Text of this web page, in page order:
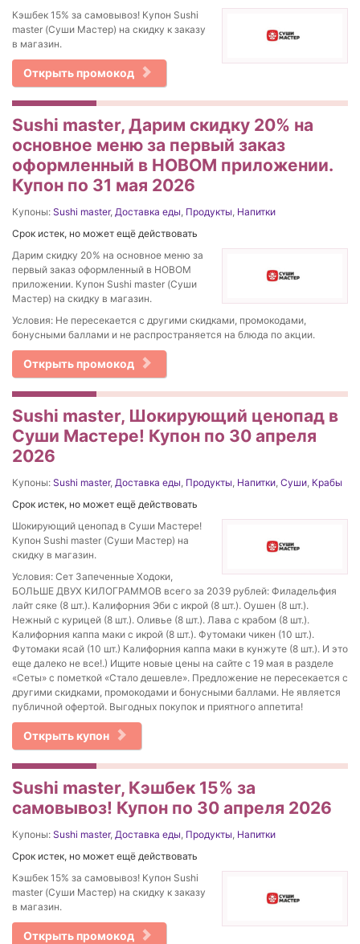
Кэшбек 15% за самовывоз! Купон Sushi
master (Суши Мастер) на скидку к заказу
в магазин.
Открыть промокод
Sushi master, Дарим скидку 20% на
основное меню за первый заказ
оформленный в НОВОМ приложении.
Купон по 31 мая 2026
Купоны: Sushi master, Доставка еды, Продукты, Напитки
Срок истек, но может ещё действовать
Дарим скидку 20% на основное меню за
первый заказ оформленный в НОВОМ
приложении. Купон Sushi master (Суши
Мастер) на скидку в магазин.
Условия: Не пересекается с другими скидками, промокодами,
бонусными баллами и не распространяется на блюда по акции.
Открыть промокод
Sushi master, Шокирующий ценопад в
Суши Мастере! Купон по 30 апреля
2026
Купоны: Sushi master, Доставка еды, Продукты, Напитки, Суши, Крабы
Срок истек, но может ещё действовать
Шокирующий ценопад в Суши Мастере!
Купон Sushi master (Суши Мастер) на
скидку в магазин.
Условия: Сет Запеченные Ходоки,
БОЛЬШЕ ДВУХ КИЛОГРАММОВ всего за 2039 рублей: Филадельфия
лайт сяке (8 шт.). Калифорния Эби с икрой (8 шт.). Оушен (8 шт.).
Нежный с курицей (8 шт.). Оливье (8 шт.). Лава с крабом (8 шт.).
Калифорния каппа маки с икрой (8 шт.). Футомаки чикен (10 шт.).
Футомаки ясай (10 шт.) Калифорния каппа маки в кунжуте (8 шт.). И это
еще далеко не все!.) Ищите новые цены на сайте с 19 мая в разделе
«Сеты» с пометкой «Стало дешевле». Предложение не пересекается с
другими скидками, промокодами и бонусными баллами. Не является
публичной офертой. Выгодных покупок и приятного аппетита!
Открыть купон
Sushi master, Кэшбек 15% за
самовывоз! Купон по 30 апреля 2026
Купоны: Sushi master, Доставка еды, Продукты, Напитки
Срок истек, но может ещё действовать
Кэшбек 15% за самовывоз! Купон Sushi
master (Суши Мастер) на скидку к заказу
в магазин.
Открыть промокод